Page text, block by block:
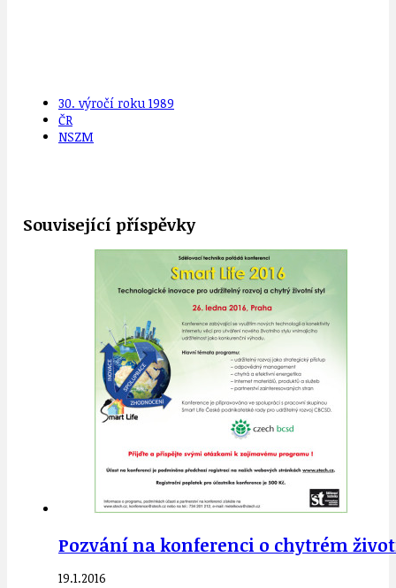
30. výročí roku 1989
ČR
NSZM
Související příspěvky
Pozvání na konferenci o chytrém
19.1.2016